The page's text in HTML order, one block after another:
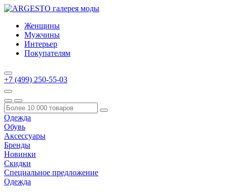
Женщины
Мужчины
Интерьер
Покупателям
+7 (499) 250-55-03
Одежда
Обувь
Аксессуары
Бренды
Новинки
Скидки
Специальное предложение
Одежда